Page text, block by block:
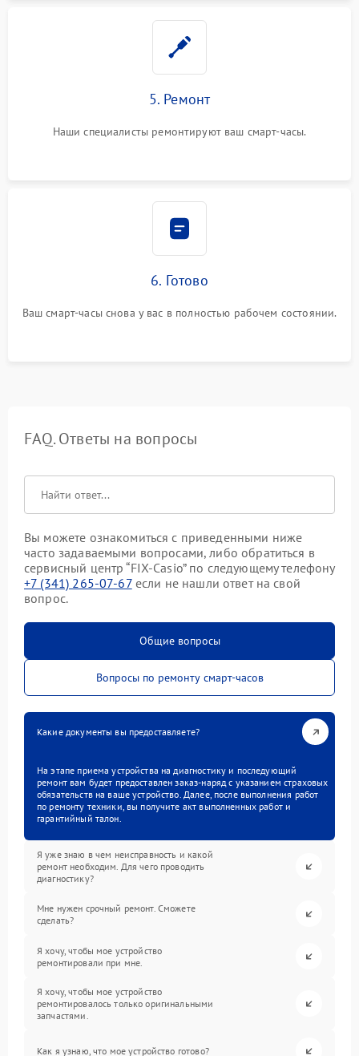
5. Ремонт
Наши специалисты ремонтируют ваш смарт-часы.
6. Готово
Ваш смарт-часы снова у вас в полностью рабочем состоянии.
FAQ. Ответы на вопросы
Вы можете ознакомиться с приведенными ниже
часто задаваемыми вопросами, либо обратиться в
сервисный центр “FIX-Casio” по следующему телефону
+7 (341) 265-07-67если не нашли ответ на свой
вопрос.
Общие вопросы
Вопросы по ремонту смарт-часов
Какие документы вы предоставляете?
На этапе приема устройства на диагностику и последующий
ремонт вам будет предоставлен заказ-наряд с указанием страховых
обязательств на ваше устройство. Далее, после выполнения работ
по ремонту техники, вы получите акт выполненных работ и
гарантийный талон.
Я уже знаю в чем неисправность и какой
ремонт необходим. Для чего проводить
диагностику?
Мне нужен срочный ремонт. Сможете
сделать?
Я хочу, чтобы мое устройство
ремонтировали при мне.
Я хочу, чтобы мое устройство
ремонтировалось только оригинальными
запчастями.
Как я узнаю, что мое устройство готово?